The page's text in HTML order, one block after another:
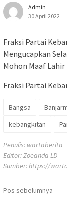
Admin
30 April 2022
Fraksi Partai
Mengucapkan
Mohon Maaf
Fraksi Partai
Bangsa
kebangkitan
Penulis: wartaberita
Editor: Zoeanda LD
Sumber:https://
Navigasi
Pos sebelumnya